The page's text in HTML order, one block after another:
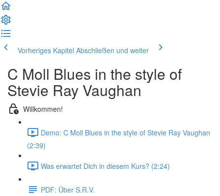
Vorheriges Kapitel Abschließen und weiter
C Moll Blues in the style of
Stevie Ray Vaughan
Willkommen!
Demo: C Moll Blues in the style of Stevie Ray Vaughan
(2:39)
Was erwartet Dich in diesem Kurs? (2:24)
PDF: Über S.R.V.